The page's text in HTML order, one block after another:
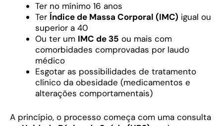
Ter no mínimo 16 anos
Ter Índice de Massa Corporal (IMC) igual ou
superior a 40
Ou ter um IMC de 35 ou mais com
comorbidades comprovadas por laudo
médico
Esgotar as possibilidades de tratamento
clínico da obesidade (medicamentos e
alterações comportamentais)
A princípio, o processo começa com uma consulta